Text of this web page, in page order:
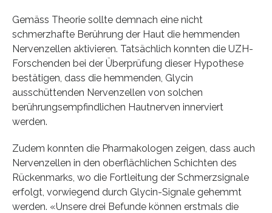
Gemäss Theorie sollte demnach eine nicht
schmerzhafte Berührung der Haut die hemmenden
Nervenzellen aktivieren. Tatsächlich konnten die UZH-
Forschenden bei der Überprüfung dieser Hypothese
bestätigen, dass die hemmenden, Glycin
ausschüttenden Nervenzellen von solchen
berührungsempfindlichen Hautnerven innerviert
werden.
Zudem konnten die Pharmakologen zeigen, dass auch
Nervenzellen in den oberflächlichen Schichten des
Rückenmarks, wo die Fortleitung der Schmerzsignale
erfolgt, vorwiegend durch Glycin-Signale gehemmt
werden. «Unsere drei Befunde können erstmals die